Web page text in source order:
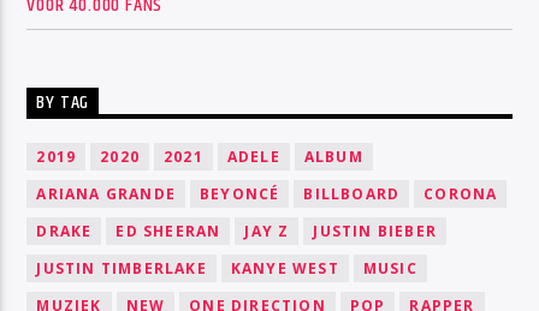
BY TAG
2019 2020 2021 ADELE
ALBUM
ARIANA GRANDE
BEYONCÉ BILLBOARD
CORONA
DRAKE
ED SHEERAN JAY Z
JUSTIN BIEBER
JUSTIN TIMBERLAKE
KANYE WEST
MUSIC
MUZIEK
NEW ONE DIRECTION POP
RAPPER